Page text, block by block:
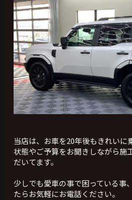
当店は、お車を20年後もきれいに
状態やご予算をお聞きしながら施
だいてます。
少しでも愛車の事で困っている事
たらお気軽にお電話ください。